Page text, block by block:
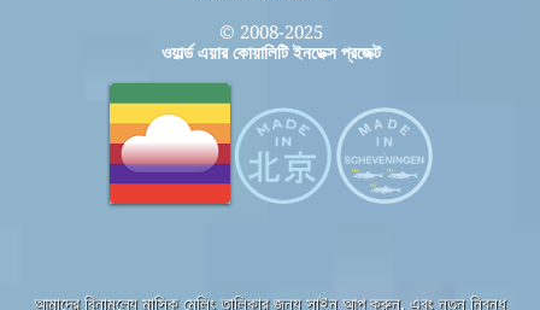
© 2008-2025
ওয়ার্ল্ড এয়ার কোয়ালিটি ইনডেক্স প্রজেক্ট
আমাদের বিনামূল্যে মাসিক মেলিং তালিকার জন্য সাইন আপ করুন, এবং নতুন নিবন্ধ